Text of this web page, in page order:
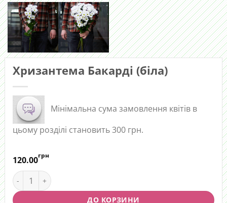
Хризантема Бакарді (біла)
Мінімальна сума замовлення квітів в
цьому розділі становить 300 грн.
120.00грн
Хризантема Бакарді (біла) quantity
ДО КОРЗИНИ